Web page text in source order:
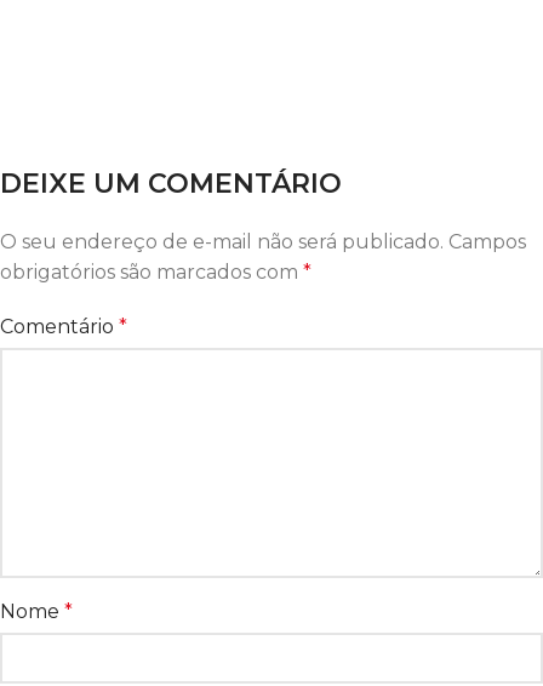
DEIXE UM COMENTÁRIO
O seu endereço de e-mail não será publicado. Campos
obrigatórios são marcados com *
Comentário *
Nome *